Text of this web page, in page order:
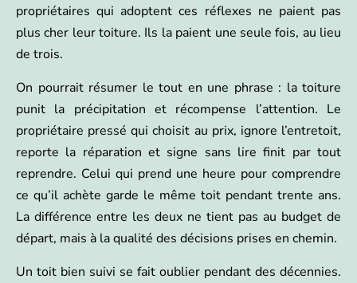
propriétaires qui adoptent ces réflexes ne paient pas
plus cher leur toiture. Ils la paient une seule fois, au lieu
de trois.
On pourrait résumer le tout en une phrase : la toiture
punit la précipitation et récompense l’attention. Le
propriétaire pressé qui choisit au prix, ignore l’entretoit,
reporte la réparation et signe sans lire finit par tout
reprendre. Celui qui prend une heure pour comprendre
ce qu’il achète garde le même toit pendant trente ans.
La différence entre les deux ne tient pas au budget de
départ, mais à la qualité des décisions prises en chemin.
Un toit bien suivi se fait oublier pendant des décennies.